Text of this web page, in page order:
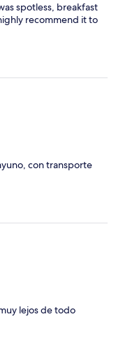
spotless, breakfast
recommend it to
con transporte
lejos de todo